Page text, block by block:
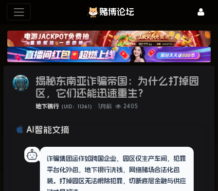
赌博论坛
揭秘东南亚诈骗帝国：为什么打掉园
区，它们还能迅速重生？
地下银行 （UID：11361） 1月前 2405
AI智能文摘
诈骗集团运作如跨国企业，园区仅生产车间，犯罪
平台化外包，地下银行洗钱，网络赌场合法化包
装。打掉园区无法根除犯罪，切断底层金融与供应